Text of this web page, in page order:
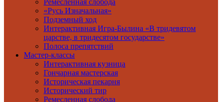
Ремесленная слобода
«Русь Изначальная»
Подземный ход
Интерактивная Игра-Былина «В тридевятом
царстве, в тридесятом государстве»
Полоса препятствий
Мастер-классы
Интерактивная кузница
Гончарная мастерская
Историческая пекарня
Исторический тир
Ремесленная слобода